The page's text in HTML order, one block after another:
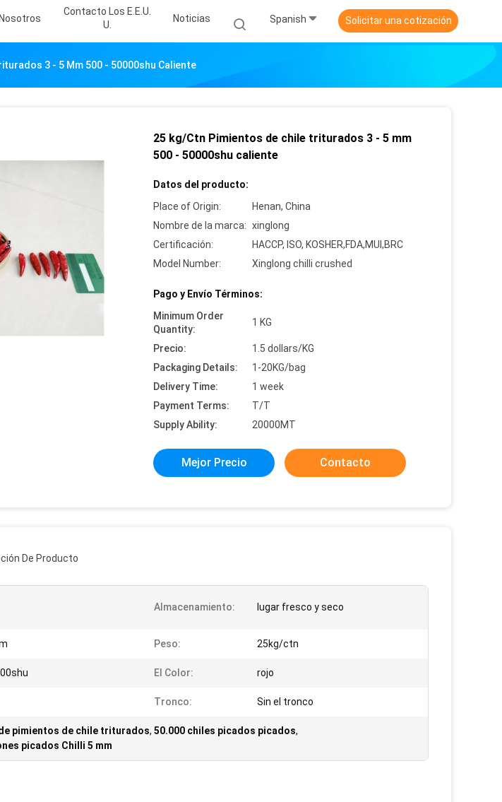
Contacto Los E.E.U.
U.
Noticias Spanish Solicitar una cotización
3 - 5 Mm 500 - 50000shu Caliente
25 kg/Ctn Pimientos de chile triturados 3 - 5 mm
500 - 50000shu caliente
Datos del producto:
Place of Origin:
Henan, China
Nombre de la marca: xinglong
Certificación:
HACCP, ISO, KOSHER,FDA,MUI,BRC
Model Number:
Xinglong chilli crushed
Pago y Envío Términos:
Minimum Order
Quantity:
1 KG
Precio:
1.5 dollars/KG
Packaging Details:
1-20KG/bag
Delivery Time:
1 week
Payment Terms:
T/T
Supply Ability:
20000MT
Mejor Precio Contacto
De Producto
Almacenamiento: lugar fresco y seco
Peso: 25kg/ctn
El Color: rojo
Tronco: Sin el tronco
pimientos de chile triturados, 50.000 chiles picados picados,
picados Chilli 5 mm